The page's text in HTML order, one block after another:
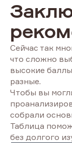
Сейчас так
что сложно
высокие
разные.
Чтобы вы
собрали
Таблица
без долгого